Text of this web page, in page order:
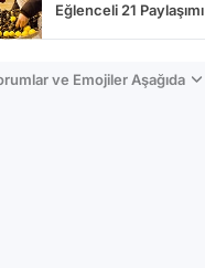
Eğlenceli 21 Paylaşımı
ve Emojiler Aşağıda